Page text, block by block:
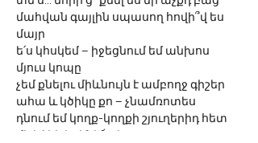
մահվան գայլին սպասող հովի՞վ ես
մայր
ե՛ս կհսկեմ – իջեցնում եմ անխոս
մյուս կոպը
չեմ քնելու միևնույն է ամբողջ գիշեր
ահա և կծիկը քո – չնամռոտես
դնում եմ կողք-կողքի շյուղերիդ հետ